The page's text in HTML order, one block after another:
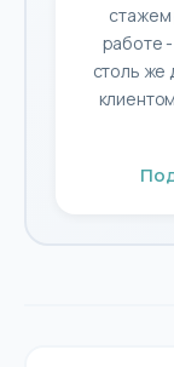
стажем
работе
столь же